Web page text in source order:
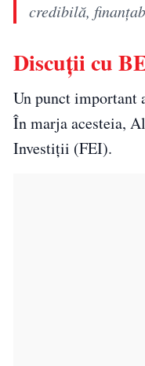
credibilă,
Discuții cu
Un punct important
În marja acesteia,
Investiții (FEI).